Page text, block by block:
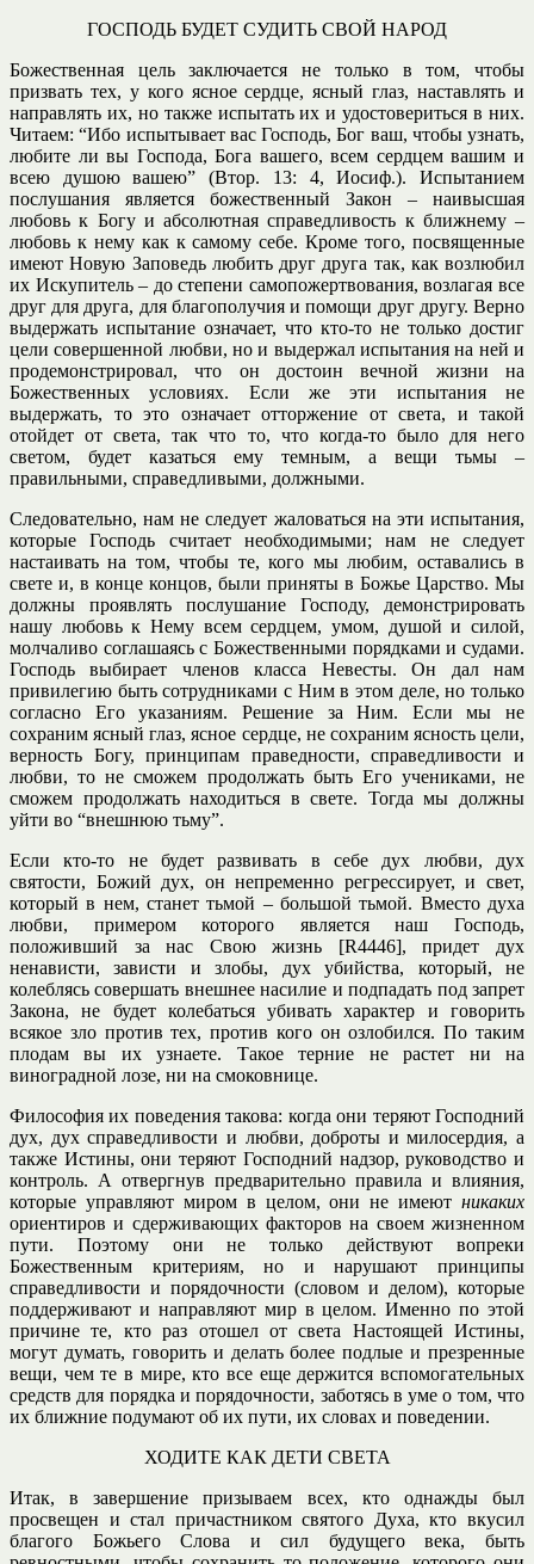
ГОСПОДЬ БУДЕТ СУДИТЬ СВОЙ НАРОД
Божественная цель заключается не только в том, чтобы
призвать тех, у кого ясное сердце, ясный глаз, наставлять и
направлять их, но также испытать их и удостовериться в них.
Читаем: “Ибо испытывает вас Господь, Бог ваш, чтобы узнать,
любите ли вы Господа, Бога вашего, всем сердцем вашим и
всею душою вашею” (Втор. 13: 4, Иосиф.). Испытанием
послушания является божественный Закон – наивысшая
любовь к Богу и абсолютная справедливость к ближнему –
любовь к нему как к самому себе. Кроме того, посвященные
имеют Новую Заповедь любить друг друга так, как возлюбил
их Искупитель – до степени самопожертвования, возлагая все
друг для друга, для благополучия и помощи друг другу. Верно
выдержать испытание означает, что кто-то не только достиг
цели совершенной любви, но и выдержал испытания на ней и
продемонстрировал, что он достоин вечной жизни на
Божественных условиях. Если же эти испытания не
выдержать, то это означает отторжение от света, и такой
отойдет от света, так что то, что когда-то было для него
светом, будет казаться ему темным, а вещи тьмы –
правильными, справедливыми, должными.
Следовательно, нам не следует жаловаться на эти испытания,
которые Господь считает необходимыми; нам не следует
настаивать на том, чтобы те, кого мы любим, оставались в
свете и, в конце концов, были приняты в Божье Царство. Мы
должны проявлять послушание Господу, демонстрировать
нашу любовь к Нему всем сердцем, умом, душой и силой,
молчаливо соглашаясь с Божественными порядками и судами.
Господь выбирает членов класса Невесты. Он дал нам
привилегию быть сотрудниками с Ним в этом деле, но только
согласно Его указаниям. Решение за Ним. Если мы не
сохраним ясный глаз, ясное сердце, не сохраним ясность цели,
верность Богу, принципам праведности, справедливости и
любви, то не сможем продолжать быть Его учениками, не
сможем продолжать находиться в свете. Тогда мы должны
уйти во “внешнюю тьму”.
Если кто-то не будет развивать в себе дух любви, дух
святости, Божий дух, он непременно регрессирует, и свет,
который в нем, станет тьмой – большой тьмой. Вместо духа
любви, примером которого является наш Господь,
положивший за нас Свою жизнь [R4446], придет дух
ненависти, зависти и злобы, дух убийства, который, не
колеблясь совершать внешнее насилие и подпадать под запрет
Закона, не будет колебаться убивать характер и говорить
всякое зло против тех, против кого он озлобился. По таким
плодам вы их узнаете. Такое терние не растет ни на
виноградной лозе, ни на смоковнице.
Философия их поведения такова: когда они теряют Господний
дух, дух справедливости и любви, доброты и милосердия, а
также Истины, они теряют Господний надзор, руководство и
контроль. А отвергнув предварительно правила и влияния,
которые управляют миром в целом, они не имеют никаких
ориентиров и сдерживающих факторов на своем жизненном
пути. Поэтому они не только действуют вопреки
Божественным критериям, но и нарушают принципы
справедливости и порядочности (словом и делом), которые
поддерживают и направляют мир в целом. Именно по этой
причине те, кто раз отошел от света Настоящей Истины,
могут думать, говорить и делать более подлые и презренные
вещи, чем те в мире, кто все еще держится вспомогательных
средств для порядка и порядочности, заботясь в уме о том, что
их ближние подумают об их пути, их словах и поведении.
ХОДИТЕ КАК ДЕТИ СВЕТА
Итак, в завершение призываем всех, кто однажды был
просвещен и стал причастником святого Духа, кто вкусил
благого Божьего Слова и сил будущего века, быть